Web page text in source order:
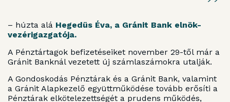
– húzta alá Hegedüs Éva, a Gránit Bank elnök-
vezérigazgatója.
A Pénztártagok befizetéseiket november 29-től már a
Gránit Banknál vezetett új számlaszámokra utalják.
A Gondoskodás Pénztárak és a Gránit Bank, valamint
a Gránit Alapkezelő együttműködése tovább erősíti a
Pénztárak elkötelezettségét a prudens működés,